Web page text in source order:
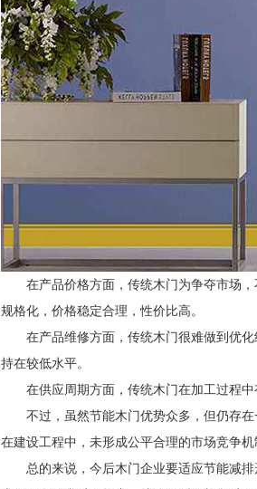
在产品价格方面，传统木门为争夺市场
规格化，价格稳定合理，性价比高。
在产品维修方面，传统木门很难做到优
持在较低水平。
在供应周期方面，传统木门在加工过程
不过，虽然节能木门优势众多，但仍存
在建设工程中，未形成公平合理的市场竞争
总的来说，今后木门企业要适应节能减